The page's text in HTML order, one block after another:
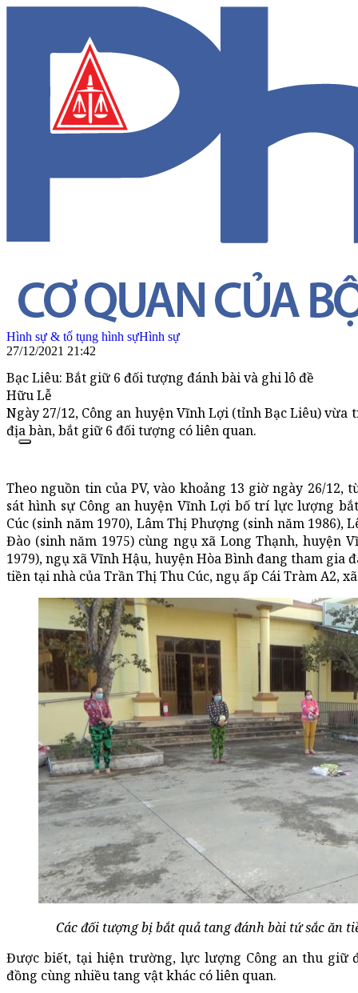
Hình sự & tố tụng hình sựHình sự
27/12/2021 21:42
Bạc Liêu: Bắt giữ 6 đối tượng đánh bài và ghi lô đề
Hữu Lễ
Ngày 27/12, Công an huyện Vĩnh Lợi (tỉnh Bạc Liêu)
địa bàn, bắt giữ 6 đối tượng có liên quan.
Theo nguồn tin của PV, vào khoảng 13 giờ ngày 26/12,
sát hình sự Công an huyện Vĩnh Lợi bố trí lực lượng
Cúc (sinh năm 1970), Lâm Thị Phượng (sinh năm 1986),
Đào (sinh năm 1975) cùng ngụ xã Long Thạnh, huyện
1979), ngụ xã Vĩnh Hậu, huyện Hòa Bình đang tham gia
tiền tại nhà của Trần Thị Thu Cúc, ngụ ấp Cái Tràm A2,
Các đối tượng bị bắt quả tang đánh bài tứ sắc ăn
Được biết, tại hiện trường, lực lượng Công an thu giữ
đồng cùng nhiều tang vật khác có liên quan.